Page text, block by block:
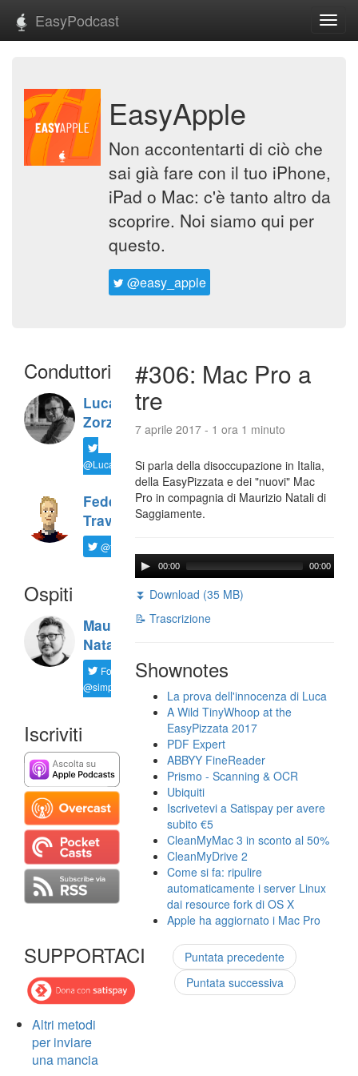
EasyPodcast
EasyApple
Non accontentarti di ciò che
sai già fare con il tuo iPhone,
iPad o Mac: c'è tanto altro da
scoprire. Noi siamo qui per
questo.
@easy_apple
Conduttori
Luca
Zorzi
@LucaTNT
Federico
Travaini
@ftrava
Ospiti
Maurizio
Natali
Follow
@simplemal
Iscriviti
SUPPORTACI
Altri metodi
per inviare
una mancia
#306: Mac Pro a
tre
7 aprile 2017 - 1 ora 1 minuto
Si parla della disoccupazione in Italia,
della EasyPizzata e dei "nuovi" Mac
Pro in compagnia di Maurizio Natali di
Saggiamente.
00:00 00:00
⏬ Download (35 MB)
📝 Trascrizione
Shownotes
La prova dell'innocenza di Luca
A Wild TinyWhoop at the
EasyPizzata 2017
PDF Expert
ABBYY FineReader
Prismo - Scanning & OCR
Ubiquiti
Iscrivetevi a Satispay per avere
subito €5
CleanMyMac 3 in sconto al 50%
CleanMyDrive 2
Come si fa: ripulire
automaticamente i server Linux
dai resource fork di OS X
Apple ha aggiornato i Mac Pro
Puntata precedente
Puntata successiva